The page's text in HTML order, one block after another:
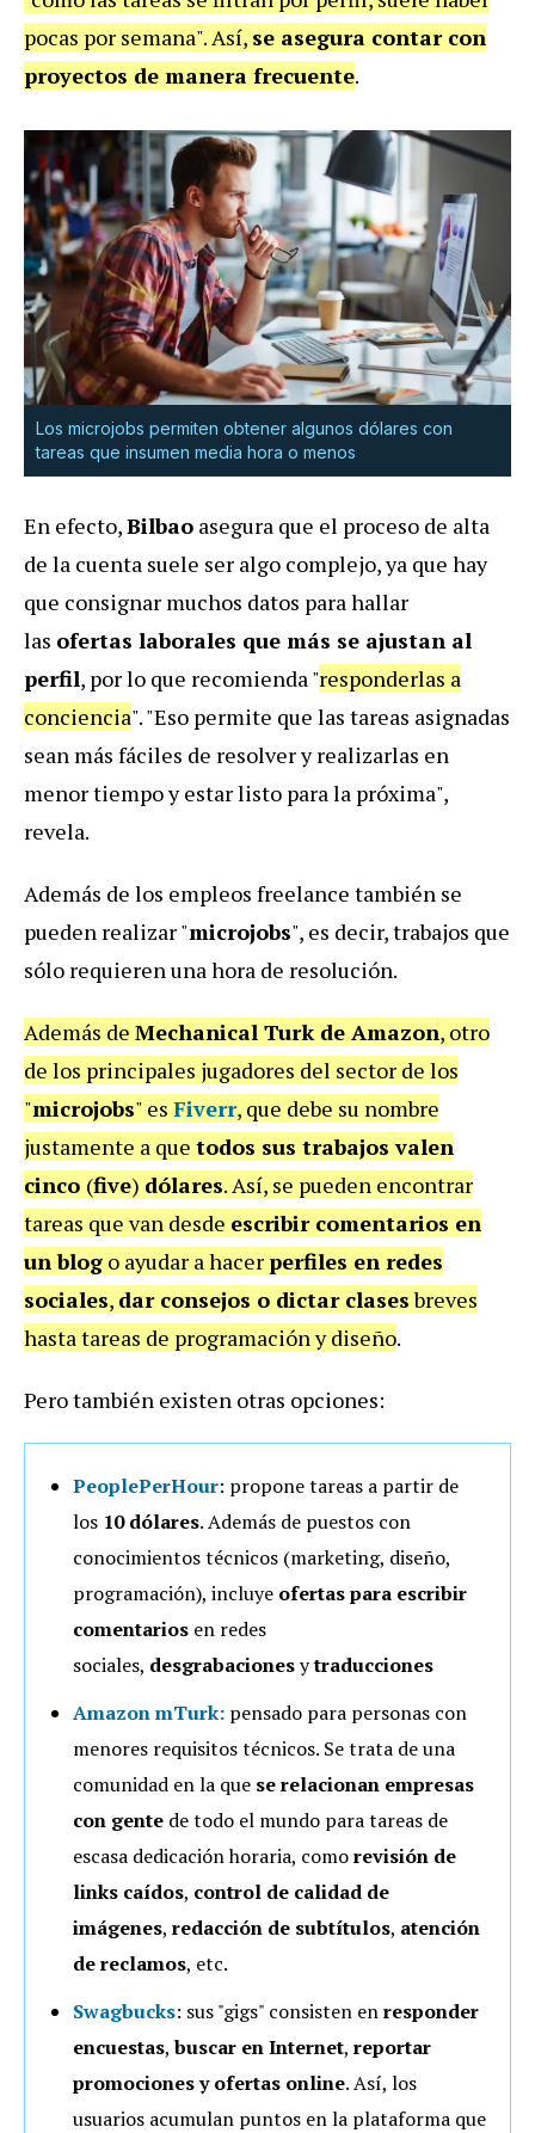
pocas por semana". Así, se asegura contar con
proyectos de manera frecuente.
Los microjobs permiten obtener algunos dólares con
tareas que insumen media hora o menos
En efecto,Bilbao asegura que el proceso de alta
de la cuenta suele ser algo complejo, ya que hay
que consignar muchos datos para hallar
las ofertas laborales que más se ajustan al
perfil, por lo que recomienda "responderlas a
conciencia". "Eso permite que las tareas asignadas
sean más fáciles de resolver y realizarlas en
menor tiempo y estar listo para la próxima",
revela.
Además de los empleos freelance también se
pueden realizar "microjobs", es decir, trabajos que
sólo requieren una hora de resolución.
Además de Mechanical Turk de Amazon, otro
de los principales jugadores del sector de los
"microjobs" es Fiverr, que debe su nombre
justamente a que todos sus trabajos valen
cinco (five) dólares. Así, se pueden encontrar
tareas que van desde escribir comentarios en
un blog o ayudar a hacerperfiles en redes
sociales, dar consejos o dictar clasesbreves
hasta tareas de programación y diseño.
Pero también existen otras opciones:
PeoplePerHour: propone tareas a partir de
los 10 dólares. Además de puestos con
conocimientos técnicos (marketing, diseño,
programación), incluye ofertas para escribir
comentarios en redes
sociales, desgrabacionesytraducciones
Amazon mTurk: pensado para personas con
menores requisitos técnicos. Se trata de una
comunidad en la que se relacionan empresas
con gente de todo el mundo para tareas de
escasa dedicación horaria, comorevisión de
links caídos, control de calidad de
imágenes, redacción de subtítulos, atención
de reclamos, etc.
Swagbucks: sus "gigs" consisten enresponder
encuestas,buscar en Internet, reportar
promocionesy ofertas online. Así, los
usuarios acumulan puntos en la plataforma que